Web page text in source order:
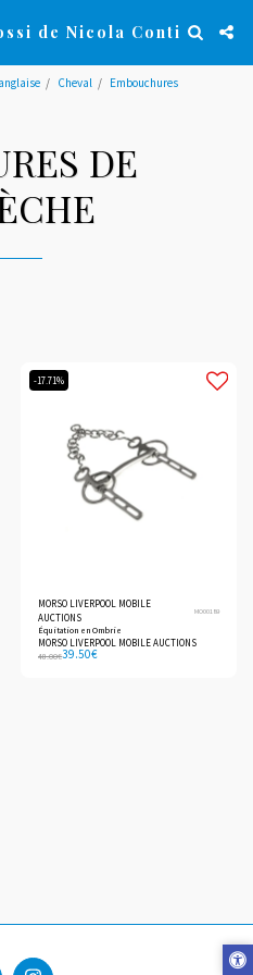
de Nicola Conti
Cheval
Embouchures
DE
-17.71%
MORSO LIVERPOOL MOBILE
AUCTIONS
MO00189
Équitation en Ombrie
MORSO LIVERPOOL MOBILE AUCTIONS
48.00€39.50€